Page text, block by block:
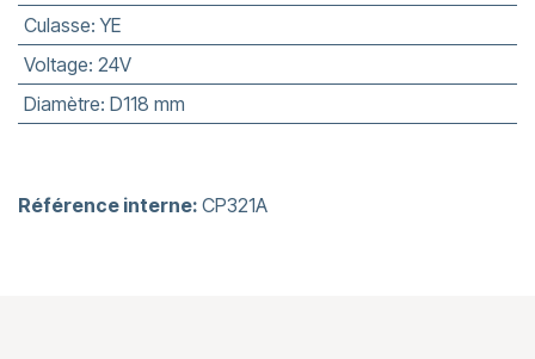
Culasse:YE
Voltage: 24V
Diamètre: D118 mm
Référence interne: CP321A